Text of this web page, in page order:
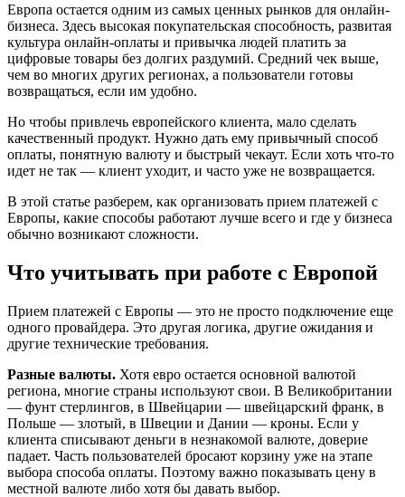
Европа остается одним из самых ценных рынков для онлайн-
бизнеса. Здесь высокая покупательская способность, развитая
культура онлайн-оплаты и привычка людей платить за
цифровые товары без долгих раздумий. Средний чек выше,
чем во многих других регионах, а пользователи готовы
возвращаться, если им удобно.
Но чтобы привлечь европейского клиента, мало сделать
качественный продукт. Нужно дать ему привычный способ
оплаты, понятную валюту и быстрый чекаут. Если хоть что-то
идет не так — клиент уходит, и часто уже не возвращается.
В этой статье разберем, как организовать прием платежей с
Европы, какие способы работают лучше всего и где у бизнеса
обычно возникают сложности.
Что учитывать при работе с Европой
Прием платежей с Европы — это не просто подключение еще
одного провайдера. Это другая логика, другие ожидания и
другие технические требования.
Разные валюты. Хотя евро остается основной валютой
региона, многие страны используют свои. В Великобритании
— фунт стерлингов, в Швейцарии — швейцарский франк, в
Польше — злотый, в Швеции и Дании — кроны. Если у
клиента списывают деньги в незнакомой валюте, доверие
падает. Часть пользователей бросают корзину уже на этапе
выбора способа оплаты. Поэтому важно показывать цену в
местной валюте либо хотя бы давать выбор.